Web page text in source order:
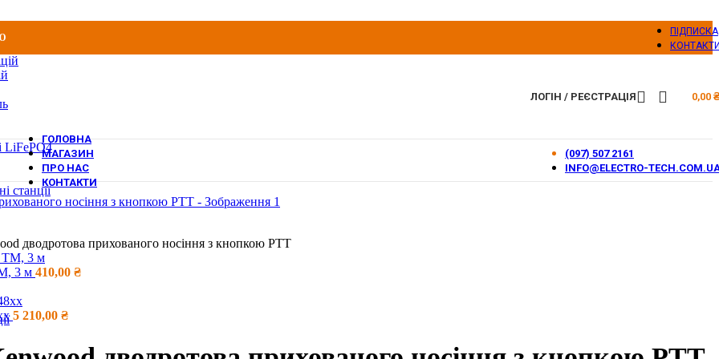
ПІДПИСКА
LiFePO4
станції
ЛОГІН / РЕЄСТРАЦІЯ 0,00
ГОЛОВНА
МАГАЗИН
ПРО НАС
КОНТАКТИ
(097) 507 2161
INFO@ELECTRO-
дводротова прихованого носіння з кнопкою PTT
3 м 410,00 ₴
5 210,00 ₴